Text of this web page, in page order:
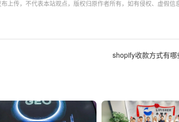
上传，不代表本站观点，版权归原作者所有，如有侵权、虚假信
shopify收款方式有哪